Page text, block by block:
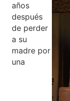
años
después
de perder
a su
madre por
una